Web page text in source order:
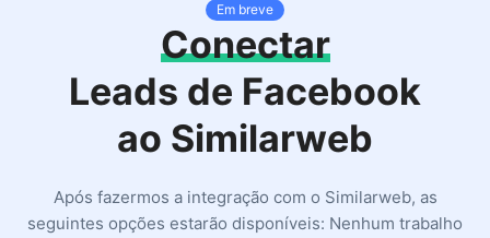
Em breve
Conectar
Leads de Facebook
ao Similarweb
Após fazermos a integração com o Similarweb, as
seguintes opções estarão disponíveis: Nenhum trabalho